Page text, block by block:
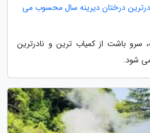
درختان دیرینه سال محسوب می
سرو باشت از کمیاب ترین و نادرترین
شود.